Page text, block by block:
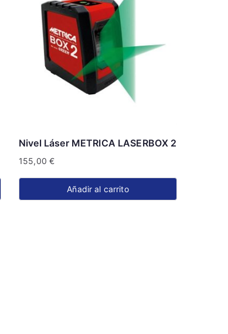
Nivel Láser METRICA LASERBOX 2
155,00€
Añadir al carrito